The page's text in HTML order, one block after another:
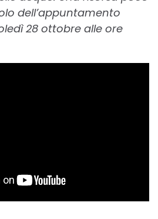
dell’appuntamento
28 ottobre alle ore